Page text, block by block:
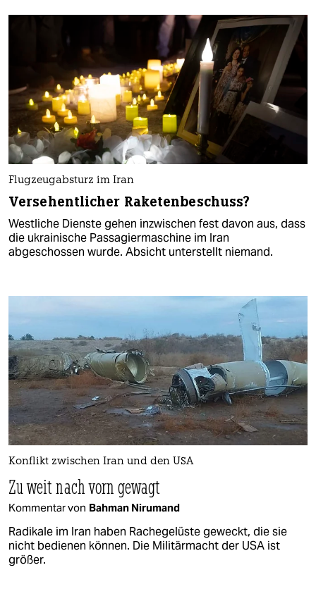
Flugzeugabsturz im Iran
Versehentlicher Raketenbeschuss?
Westliche Dienste gehen inzwischen fest davon aus, dass
die ukrainische Passagiermaschine im Iran
abgeschossen wurde. Absicht unterstellt niemand.
Konflikt zwischen Iran und den USA
Zu weit nach vorn gewagt
Kommentar von Bahman Nirumand
Radikale im Iran haben Rachegelüste geweckt, die sie
nicht bedienen können. Die Militärmacht der USA ist
größer.